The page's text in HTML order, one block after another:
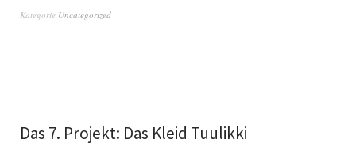
Kategorie Uncategorized
Das 7. Projekt: Das Kleid Tuulikki